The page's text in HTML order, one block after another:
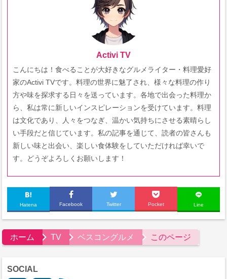
Activi TV
こんにちは！食べることが大好きなグルメライター・料理愛好
家のActivi TVです。料理の世界に魅了され、様々な料理の作り
方や味を探求する日々を送っています。各地で出会った料理か
ら、私は常に新しいインスピレーションを受けています。料理
は文化であり、人々をつなぎ、温かい気持ちにさせる素晴らし
い手段だと信じています。私の記事を通じて、読者の皆さんも
新しい味と出会い、楽しい食体験をしていただければ幸いで
す。どうぞよろしくお願いします！
Hatena Facebook Twitter Pocket Line
ホーム TV ベスコングルメ このページ
SOCIAL